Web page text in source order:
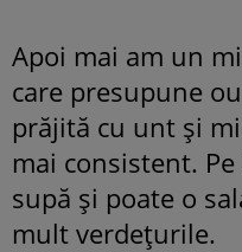
Apoi mai am un
care presupune
prăjită cu unt și
mai consistent.
supă și poate o
mult verdețurile.